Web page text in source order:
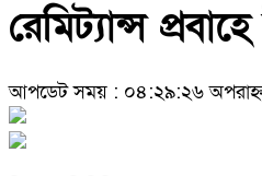
রেমিট্যান্স
আপডেট সময় : ০৪:২৯:২৬